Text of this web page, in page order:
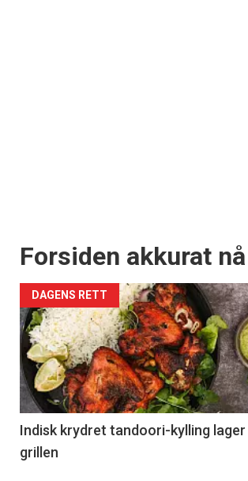
Forsiden akkurat nå
DAGENS RETT
Indisk krydret tandoori-kylling lager
grillen